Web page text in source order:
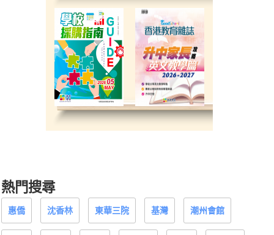
熱門搜尋
惠僑 沈香林 東華三院 基灣 潮州會館